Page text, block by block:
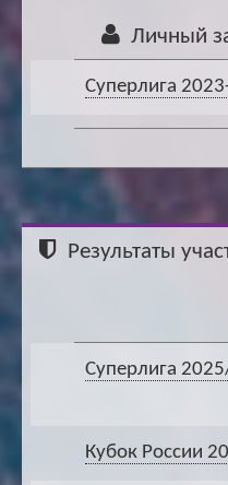
Личный
Суперлига
Результаты
Суперлига
Кубок России